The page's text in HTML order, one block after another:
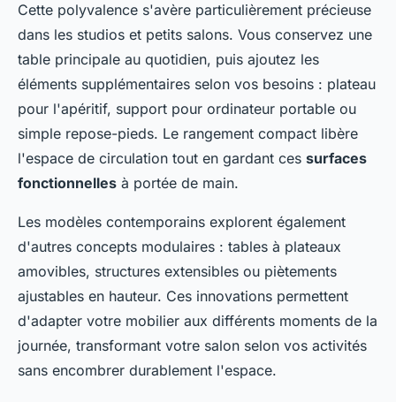
Cette polyvalence s'avère particulièrement précieuse
dans les studios et petits salons. Vous conservez une
table principale au quotidien, puis ajoutez les
éléments supplémentaires selon vos besoins : plateau
pour l'apéritif, support pour ordinateur portable ou
simple repose-pieds. Le rangement compact libère
l'espace de circulation tout en gardant ces surfaces
fonctionnelles à portée de main.
Les modèles contemporains explorent également
d'autres concepts modulaires : tables à plateaux
amovibles, structures extensibles ou piètements
ajustables en hauteur. Ces innovations permettent
d'adapter votre mobilier aux différents moments de la
journée, transformant votre salon selon vos activités
sans encombrer durablement l'espace.